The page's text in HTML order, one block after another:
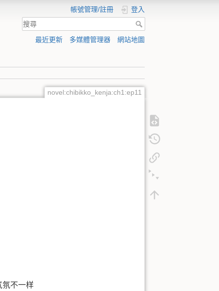
帳號管理/註冊 登入
最近更新 多媒體管理器 網站地圖
novel:chibikko_kenja:ch1:ep11
氛不一样